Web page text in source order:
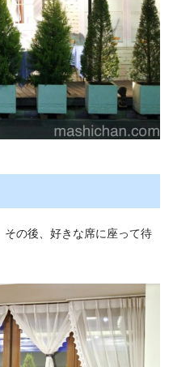
の後、好きな席に座って待